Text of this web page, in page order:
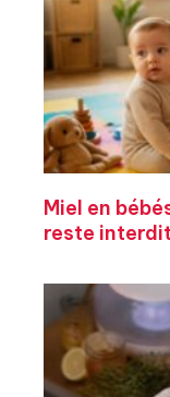
Miel en
reste